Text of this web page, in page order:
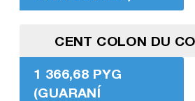
CENT COLON DU
1 366,68 PYG
(GUARANÍ